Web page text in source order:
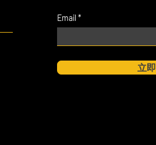
Email
立